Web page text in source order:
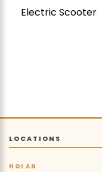
Electric Scooter
LOCATIONS
HOI AN